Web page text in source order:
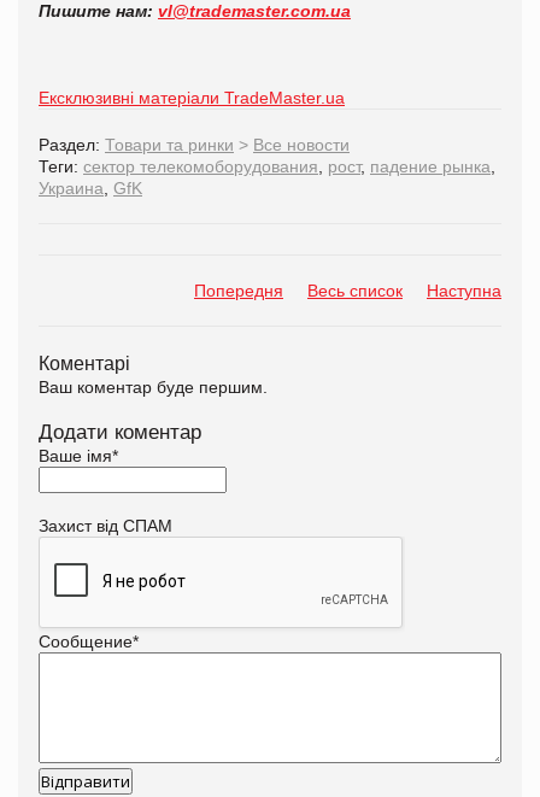
Пишите нам: vl@trademaster.com.ua
Ексклюзивні матеріали TradeMaster.ua
Раздел: Товари та ринки > Все новости
Теги: сектор телекомоборудования, рост, падение рынка,
Украина, GfK
Попередня Весь список Наступна
Коментарі
Ваш коментар буде першим.
Додати коментар
Ваше імя*
Захист від СПАМ
Сообщение*